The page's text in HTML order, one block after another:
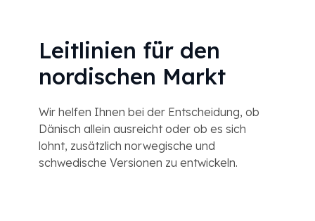
Leitlinien für den
nordischen Markt
Wir helfen Ihnen bei der Entscheidung, ob
Dänisch allein ausreicht oder ob es sich
lohnt, zusätzlich norwegische und
schwedische Versionen zu entwickeln.